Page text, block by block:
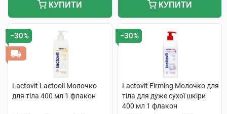
КУПИТИ КУПИТИ
−30%
Lactovit Lactooil Молочко
для тіла 400 мл 1 флакон
−30%
Lactovit Firming Молочко для
тіла для дуже сухої шкіри
400 мл 1 флакон